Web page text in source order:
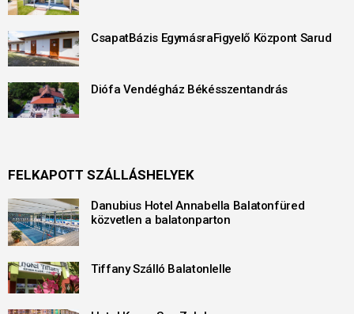
CsapatBázis EgymásraFigyelő Központ Sarud
Diófa Vendégház Békésszentandrás
FELKAPOTT SZÁLLÁSHELYEK
Danubius Hotel Annabella Balatonfüred
közvetlen a balatonparton
Tiffany Szálló Balatonlelle